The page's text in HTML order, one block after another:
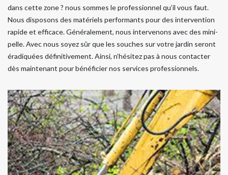
dans cette zone ? nous sommes le professionnel qu’il vous faut.
Nous disposons des matériels performants pour des intervention
rapide et efficace. Généralement, nous intervenons avec des mini-
pelle. Avec nous soyez sûr que les souches sur votre jardin seront
éradiquées définitivement. Ainsi, n’hésitez pas à nous contacter
dès maintenant pour bénéficier nos services professionnels.